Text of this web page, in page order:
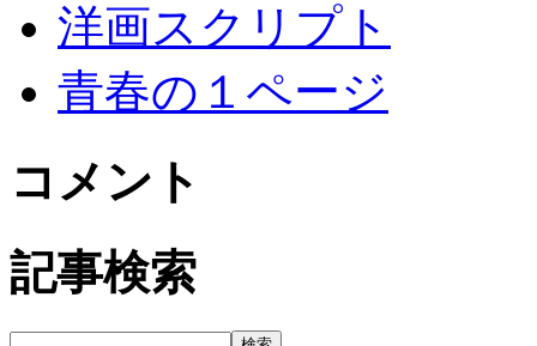
洋画スクリプト
青春の１ページ
コメント
記事検索